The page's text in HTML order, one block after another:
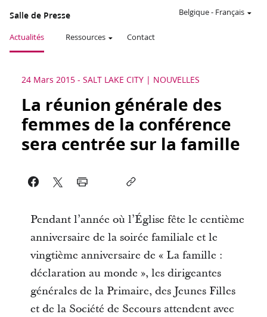
Salle de Presse
Actualités Ressources Contact
Belgique- Français
24 Mars 2015 - SALT LAKE CITY NOUVELLES
La réunion générale des
femmes de la conférence
sera centrée sur la famille
Pendant l’année où l’Église fête le centième
anniversaire de la soirée familiale et le
vingtième anniversaire de « La famille :
déclaration au monde », les dirigeantes
générales de la Primaire, des Jeunes Filles
et de la Société de Secours attendent avec